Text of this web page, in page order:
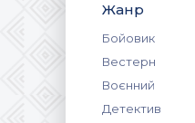
Жанр
Бойовик
Вестерн
Воєнний
Детектив